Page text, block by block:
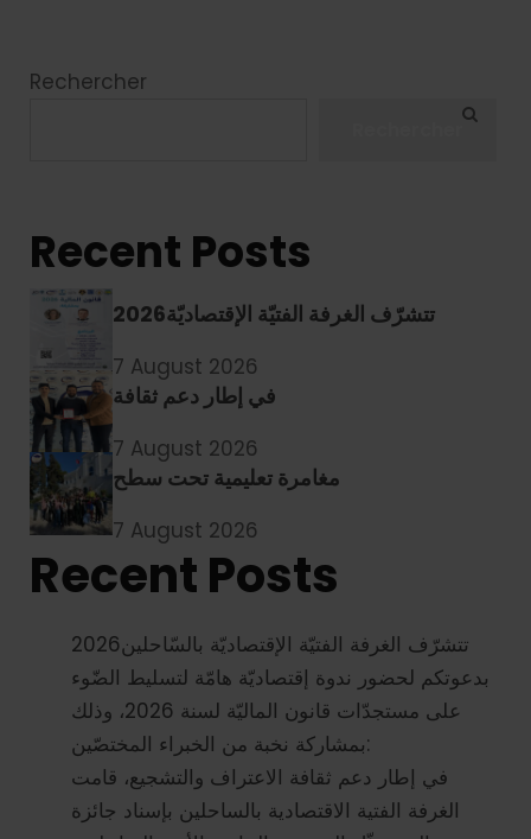
Rechercher
Recent Posts
2026تتشرّف الغرفة الفتيّة الإقتصاديّة
7 August 2026
في إطار دعم ثقافة
7 August 2026
مغامرة تعليمية تحت سطح
7 August 2026
Recent Posts
2026تتشرّف الغرفة الفتيّة الإقتصاديّة بالسّاحلين
بدعوتكم لحضور ندوة إقتصاديّة هامّة لتسليط الضّوء
على مستجدّات قانون الماليّة لسنة 2026، وذلك
بمشاركة نخبة من الخبراء المختصّين:
في إطار دعم ثقافة الاعتراف والتشجيع، قامت
الغرفة الفتية الاقتصادية بالساحلين بإسناد جائزة